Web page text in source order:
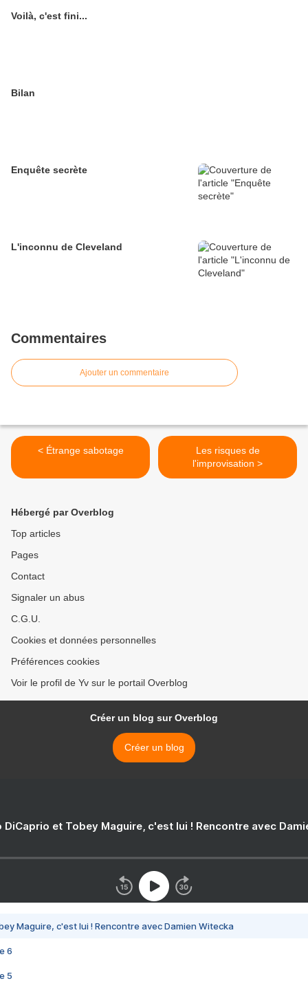
Voilà, c'est fini...
Bilan
Enquête secrète
L'inconnu de Cleveland
Commentaires
Ajouter un commentaire
< Étrange sabotage
Les risques de
l'improvisation >
Hébergé par Overblog
Top articles
Pages
Contact
Signaler un abus
C.G.U.
Cookies et données personnelles
Préférences cookies
Voir le profil de Yv sur le portail Overblog
Créer un blog sur Overblog
Créer un blog
DiCaprio et Tobey Maguire, c'est lui ! Rencontre avec
Maguire, c'est lui ! Rencontre avec Damien Witecka
6
5